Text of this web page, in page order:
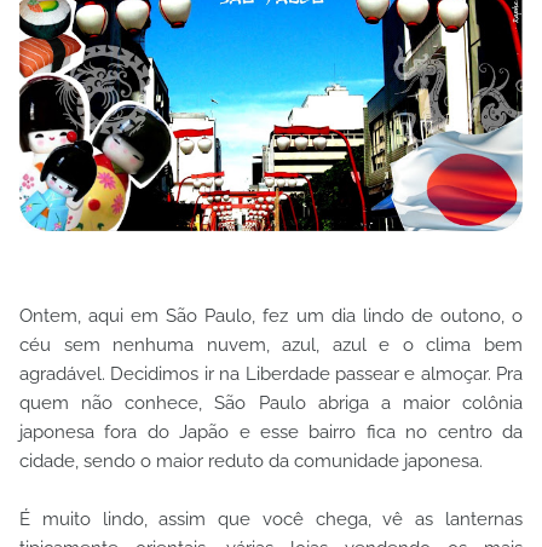
Ontem, aqui em São Paulo, fez um dia lindo de outono, o
céu sem nenhuma nuvem, azul, azul e o clima bem
agradável. Decidimos ir na Liberdade passear e almoçar. Pra
quem não conhece, São Paulo abriga a maior colônia
japonesa fora do Japão e esse bairro fica no centro da
cidade, sendo o maior reduto da comunidade japonesa.
É muito lindo, assim que você chega, vê as lanternas